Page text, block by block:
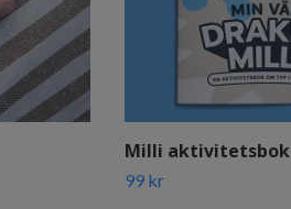
Milli aktivitetsbok
99 kr